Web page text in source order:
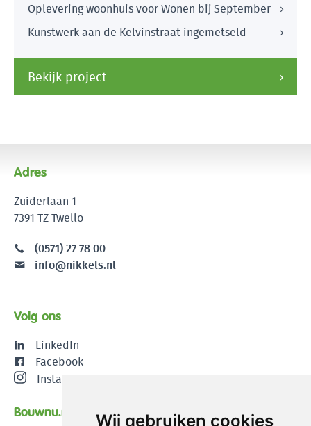
Wij gebruiken cookies
Oplevering woonhuis voor Wonen bij September
Kunstwerk aan de Kelvinstraat ingemetseld
Bekijk project
Adres
Zuiderlaan 1
7391 TZ Twello
(0571) 27 78 00
info@nikkels.nl
Volg ons
LinkedIn
Facebook
Instagram
Bouwnu.nl